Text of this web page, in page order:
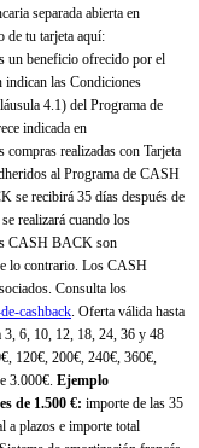
separada abierta en
de tu tarjeta aquí:
beneficio ofrecido por el
las Condiciones
4.1) del Programa de
indicada en
realizadas con Tarjeta
al Programa de CASH
recibirá 35 días después de
realizará cuando los
CASH BACK son
lo contrario. Los CASH
Consulta los
cashback. Oferta válida hasta
3, 6, 10, 12, 18, 24, 36 y 48
120€, 200€, 240€, 360€,
3.000€. Ejemplo
de 1.500 €: importe de las 35
a plazos e importe total